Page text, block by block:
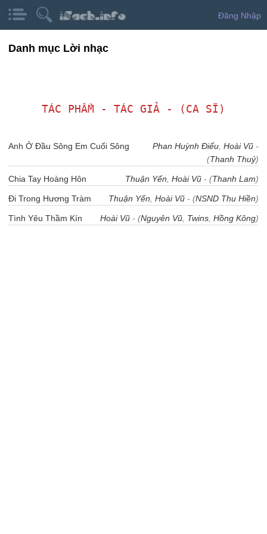
Đăng Nhập
Danh mục Lời nhạc
TÁC PHẨM - TÁC GIẢ - (CA SĨ)
Anh Ở Đầu Sông Em Cuối Sông Phan Huỳnh Điểu Hoài Vũ -
(Thanh Thuỷ)
Chia Tay Hoàng Hôn Thuận Yến Hoài Vũ - (Thanh Lam)
Đi Trong Hương Tràm Thuận Yến Hoài Vũ - (NSND Thu Hiền)
Tình Yêu Thầm Kín Hoài Vũ - (Nguyên Vũ Twins Hồng Kông)